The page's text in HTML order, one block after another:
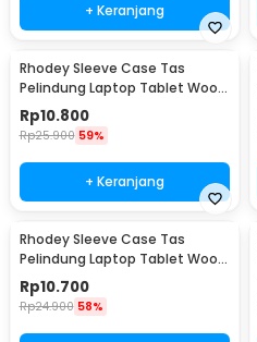
+ Keranjang
Rhodey Sleeve Case Tas
Pelindung Laptop Tablet Wool
Felt 11 Inch - DA98
Rp10.800
Rp25.900 59%
+ Keranjang
Rhodey Sleeve Case Tas
Pelindung Laptop Tablet Wool
Felt 13 Inch - DA98
Rp10.700
Rp24.900 58%